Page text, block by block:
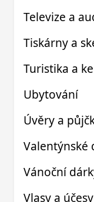
Televize a
Tiskárny a
Turistika a
Ubytování
Úvěry a
Valentýnské
Vánoční
Vlasy a účesy